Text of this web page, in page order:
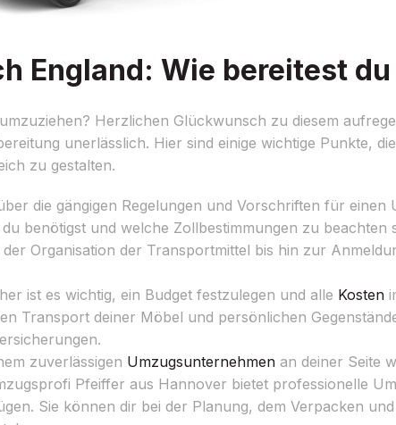
England: Wie bereitest
Herzlichen Glückwunsch zu diesem
unerlässlich. Hier sind einige wichtige Punkte,
zu gestalten.
die gängigen Regelungen und Vorschriften für einen
benötigst und welche Zollbestimmungen zu beachten
Organisation der Transportmittel bis hin zur
ist es wichtig, ein Budget festzulegen und alle Kosten
Transport deiner Möbel und persönlichen
zuverlässigen Umzugsunternehmen an deiner Seite
Pfeiffer aus Hannover bietet professionelle
Sie können dir bei der Planung, dem Verpacken